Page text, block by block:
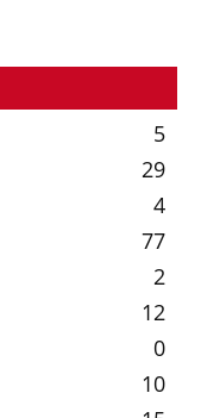
5
29
4
77
2
12
0
10